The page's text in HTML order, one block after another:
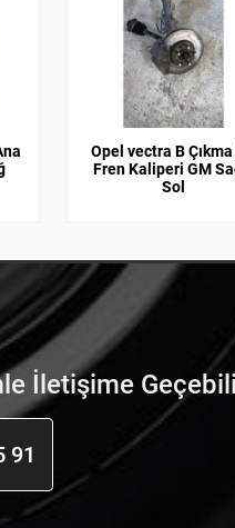
Opel vectra B
Fren Kaliperi GM
Sol
İletişime
91